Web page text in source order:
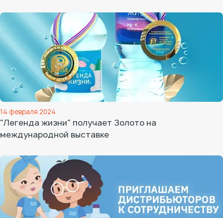
14 февраля 2024
"Легенда жизни" получает Золото на
международной выставке